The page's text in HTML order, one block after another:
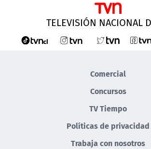
TELEVISIÓN NACIONAL
Comercial
Concursos
TV Tiempo
Políticas de privacidad
Trabaja con nosotros